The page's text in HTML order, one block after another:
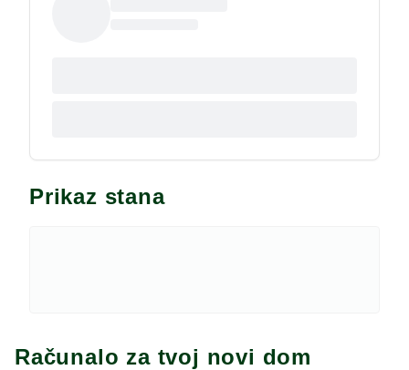
Prikaz stana
Računalo za tvoj novi dom